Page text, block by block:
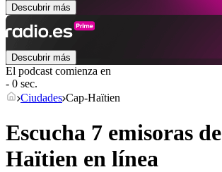
Descubrir más
Descubrir más
El podcast comienza en
- 0 sec.
Ciudades Cap-Haïtien
Escucha 7 emisoras de
Haïtien en línea